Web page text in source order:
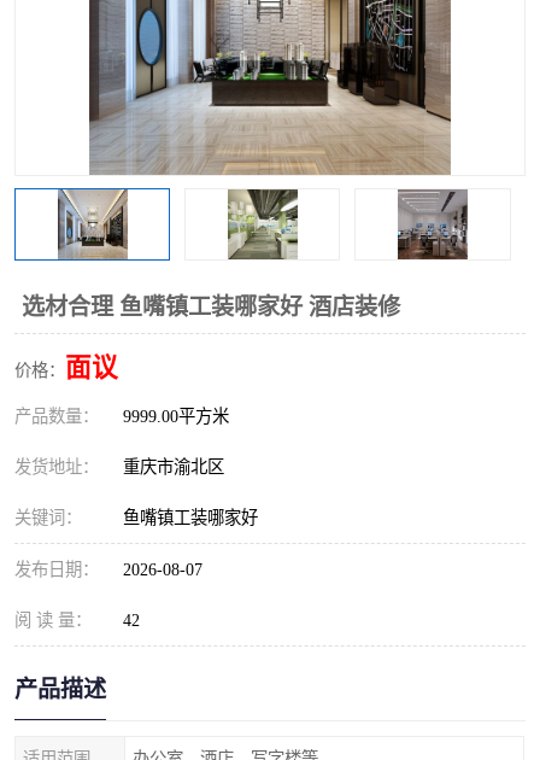
选材合理 鱼嘴镇工装哪家好 酒店装修
价格： 面议
产品数量： 9999.00平方米
发货地址： 重庆市渝北区
关键词： 鱼嘴镇工装哪家好
发布日期： 2026-08-07
阅 读 量： 42
产品描述